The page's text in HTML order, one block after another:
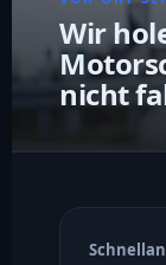
Wir
nicht